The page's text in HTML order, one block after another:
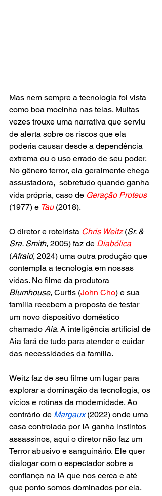
Mas nem sempre a tecnologia foi vista
como boa mocinha nas telas. Muitas
vezes trouxe uma narrativa que serviu
de alerta sobre os riscos que ela
poderia causar desde a dependência
extrema ou o uso errado de seu poder.
No gênero terror, ela geralmente chega
assustadora,  sobretudo quando ganha
vida própria, caso de Geração Proteus
(1977) e Tau (2018).
O diretor e roteirista Chris Weitz (Sr. &
Sra. Smith, 2005) faz de Diabólica
(Afraid, 2024) uma outra produção que
contempla a tecnologia em nossas
vidas. No filme da produtora
Blumhouse, Curtis (John Cho) e sua
família recebem a proposta de testar
um novo dispositivo doméstico
chamado Aia. A inteligência artificial de
Aia fará de tudo para atender e cuidar
das necessidades da família.
Weitz faz de seu filme um lugar para
explorar a dominação da tecnologia, os
vícios e rotinas da modernidade. Ao
contrário de Margaux (2022) onde uma
casa controlada por IA ganha instintos
assassinos, aqui o diretor não faz um
Terror abusivo e sanguinário. Ele quer
dialogar com o espectador sobre a
confiança na IA que nos cerca e até
que ponto somos dominados por ela.